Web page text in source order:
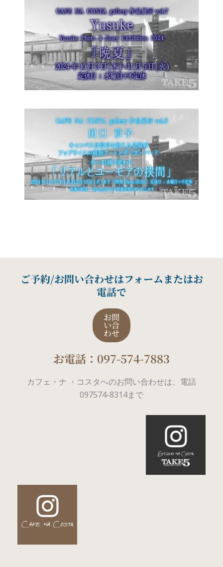
ご予約/お問い合わせはフォームまたはお
電話で
お問
い合
わせ
お電話：097-574-7883
カフェ・ナ ・コスタへのお問い合わせは、電話
097574-8314まで